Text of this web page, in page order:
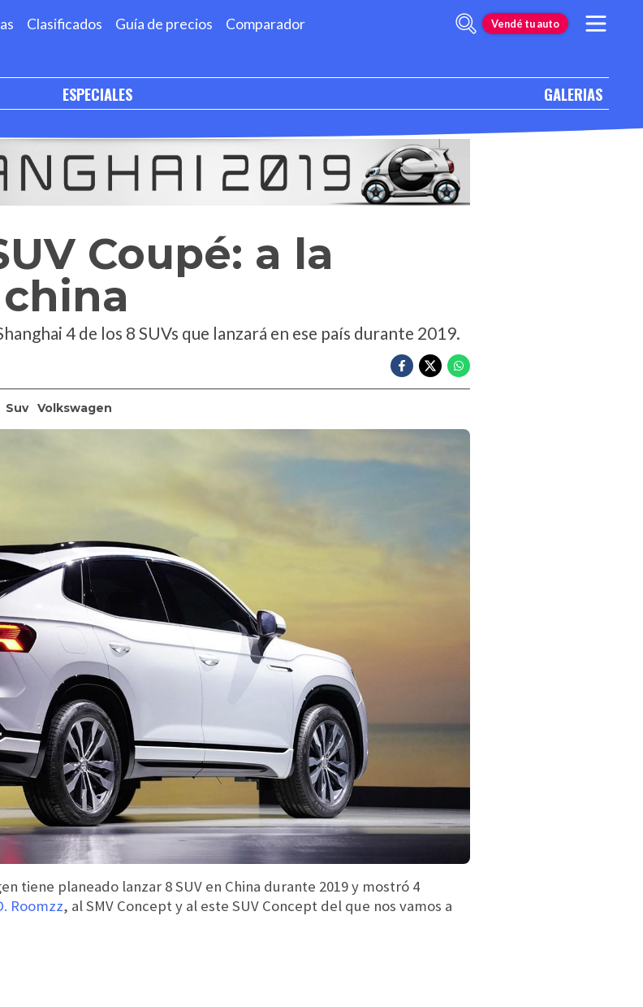
Clasificados Guía de precios Comparador Vendé tu auto
ESPECIALES GALERIAS
Coupé: a la
4 de los 8 SUVs que lanzará en ese país durante 2019.
Suv Volkswagen
tiene planeado lanzar 8 SUV en China durante 2019 y mostró 4
Roomzz, al SMV Concept y al este SUV Concept del que nos vamos a